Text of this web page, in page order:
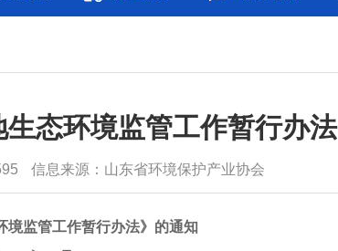
态环境监管工作暂行办法
信息来源：山东省环境保护产业协会
境监管工作暂行办法》的通知